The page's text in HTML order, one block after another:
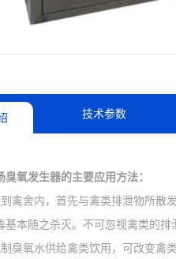
技术参数
臭氧发生器的主要应用方法：
禽舍内，首先与禽类排泄物所散
基本随之杀灭。不可忽视禽类的
臭氧水供给禽类饮用，可改变禽